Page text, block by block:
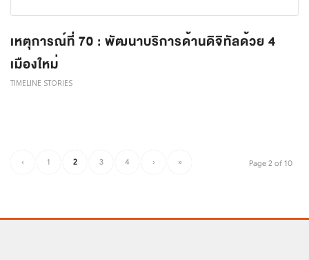
เหตุการณ์ที่ 70 : พัฒนาบริการด้านดิจิทัลด้วย 4
เมืองใหม่
TIMELINE STORIES
Page 2 of 10
‹ 1 2 3 4 › »